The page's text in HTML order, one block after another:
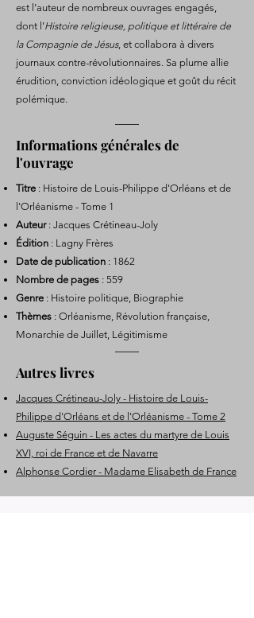
est l’auteur de nombreux ouvrages engagés,
dont l’Histoire religieuse, politique et littéraire de
la Compagnie de Jésus, et collabora à divers
journaux contre-révolutionnaires. Sa plume allie
érudition, conviction idéologique et goût du récit
polémique.
Informations générales de
l'ouvrage
Titre : Histoire de Louis-Philippe d'Orléans et de
l'Orléanisme - Tome 1
Auteur: Jacques Crétineau-Joly
Édition : Lagny Frères
Date de publication : 1862
Nombre de pages : 559
Genre : Histoire politique, Biographie
Thèmes : Orléanisme, Révolution française,
Monarchie de Juillet, Légitimisme
Autres livres
Jacques Crétineau-Joly - Histoire de Louis-
Philippe d'Orléans et de l'Orléanisme - Tome 2
Auguste Séguin - Les actes du martyre de Louis
XVI, roi de France et de Navarre
Alphonse Cordier - Madame Elisabeth de France